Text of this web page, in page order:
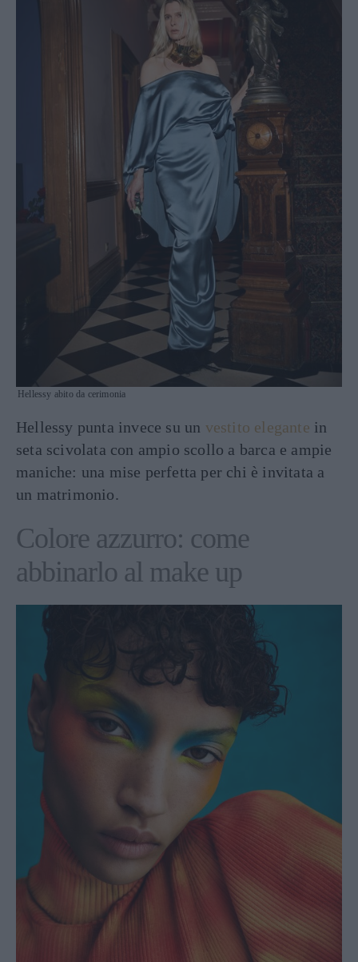
Hellessy abito da cerimonia
Hellessy punta invece su un vestito elegante in
seta scivolata con ampio scollo a barca e ampie
maniche: una mise perfetta per chi è invitata a
un matrimonio.
Colore azzurro: come
abbinarlo al make up